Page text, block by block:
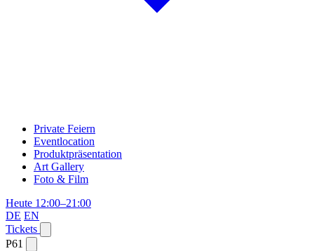
Private Feiern
Eventlocation
Produktpräsentation
Art Gallery
Foto & Film
Heute 12:00–21:00
DE EN
Tickets
P61